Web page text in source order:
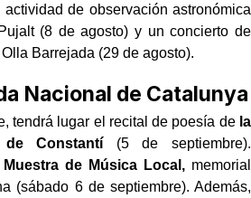
de observación astronómica
(8 de agosto) y un concierto de
Barrejada (29 de agosto).
Nacional de Catalunya
tendrá lugar el recital de poesía de la
Constantí (5 de septiembre).
Muestra de Música Local,memorial
(sábado 6 de septiembre). Además,